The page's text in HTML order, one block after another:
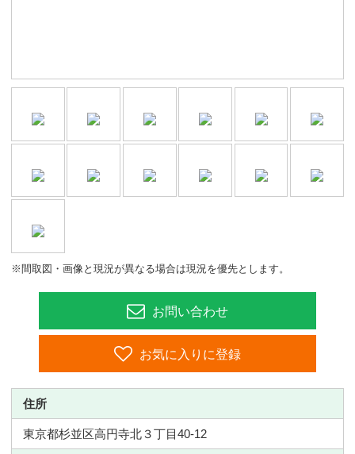
※間取図・画像と現況が異なる場合は現況を優先とします。
お問い合わせ
お気に入りに登録
住所
東京都杉並区高円寺北３丁目40-12